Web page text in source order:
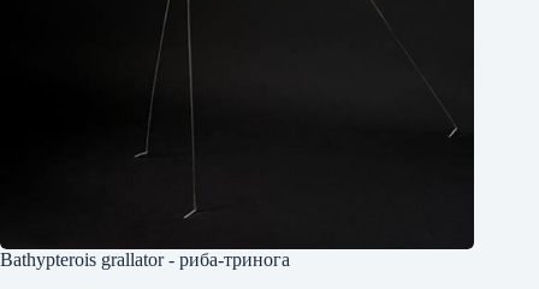
Bathypterois grallator - риба-тринога